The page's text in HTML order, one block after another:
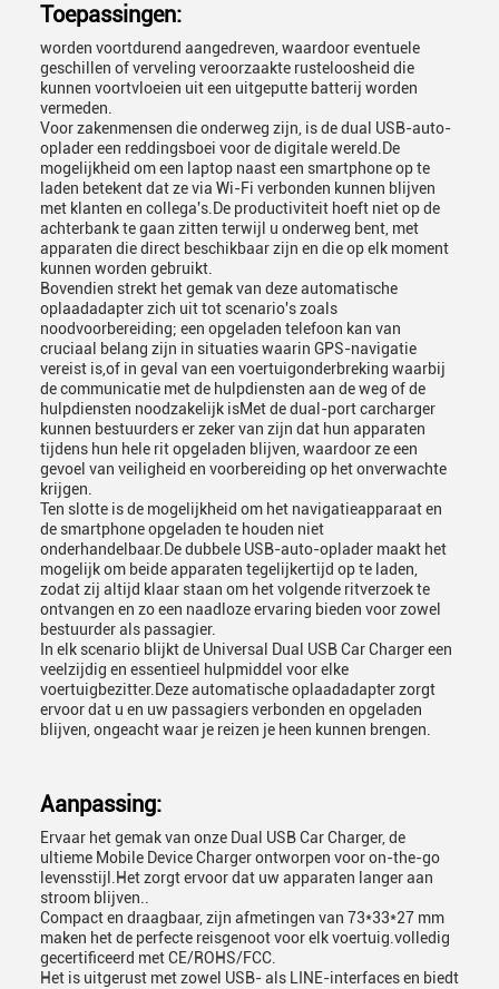
Toepassingen:
worden voortdurend aangedreven, waardoor eventuele
geschillen of verveling veroorzaakte rusteloosheid die
kunnen voortvloeien uit een uitgeputte batterij worden
vermeden.
Voor zakenmensen die onderweg zijn, is de dual USB-auto-
oplader een reddingsboei voor de digitale wereld.De
mogelijkheid om een laptop naast een smartphone op te
laden betekent dat ze via Wi-Fi verbonden kunnen blijven
met klanten en collega's.De productiviteit hoeft niet op de
achterbank te gaan zitten terwijl u onderweg bent, met
apparaten die direct beschikbaar zijn en die op elk moment
kunnen worden gebruikt.
Bovendien strekt het gemak van deze automatische
oplaadadapter zich uit tot scenario's zoals
noodvoorbereiding; een opgeladen telefoon kan van
cruciaal belang zijn in situaties waarin GPS-navigatie
vereist is,of in geval van een voertuigonderbreking waarbij
de communicatie met de hulpdiensten aan de weg of de
hulpdiensten noodzakelijk isMet de dual-port carcharger
kunnen bestuurders er zeker van zijn dat hun apparaten
tijdens hun hele rit opgeladen blijven, waardoor ze een
gevoel van veiligheid en voorbereiding op het onverwachte
krijgen.
Ten slotte is de mogelijkheid om het navigatieapparaat en
de smartphone opgeladen te houden niet
onderhandelbaar.De dubbele USB-auto-oplader maakt het
mogelijk om beide apparaten tegelijkertijd op te laden,
zodat zij altijd klaar staan om het volgende ritverzoek te
ontvangen en zo een naadloze ervaring bieden voor zowel
bestuurder als passagier.
In elk scenario blijkt de Universal Dual USB Car Charger een
veelzijdig en essentieel hulpmiddel voor elke
voertuigbezitter.Deze automatische oplaadadapter zorgt
ervoor dat u en uw passagiers verbonden en opgeladen
blijven, ongeacht waar je reizen je heen kunnen brengen.
Aanpassing:
Ervaar het gemak van onze Dual USB Car Charger, de
ultieme Mobile Device Charger ontworpen voor on-the-go
levensstijl.Het zorgt ervoor dat uw apparaten langer aan
stroom blijven..
Compact en draagbaar, zijn afmetingen van 73*33*27 mm
maken het de perfecte reisgenoot voor elk voertuig.volledig
gecertificeerd met CE/ROHS/FCC.
Het is uitgerust met zowel USB- als LINE-interfaces en biedt